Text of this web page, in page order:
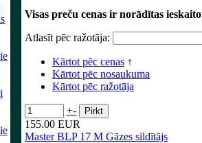
Visas preču cenas ir norādītas
Atlasīt pēc ražotāja:
Kārtot pēc cenas ↑
Kārtot pēc nosaukuma
Kārtot pēc ražotāja
+-
155.00 EUR
Master BLP 17 M Gāzes sildītājs